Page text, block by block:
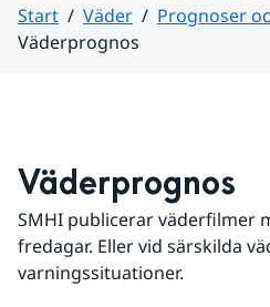
Start Väder
Prognoser
Väderprognos
Väderprognos
SMHI publicerar väderfilmer
fredagar. Eller vid särskilda
varningssituationer.